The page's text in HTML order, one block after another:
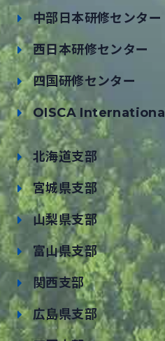
中部日本研修センター
西日本研修センター
四国研修センター
OISCA International
北海道支部
宮城県支部
山梨県支部
富山県支部
関西支部
広島県支部